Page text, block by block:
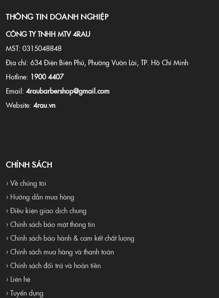
THÔNG TIN DOANH NGHIỆP
CÔNG TY TNHH MTV 4RAU
MST: 0315048848
Địa chỉ: 634 Điện Biên Phủ, Phường Vườn Lài, TP. Hồ Chí Minh
Hotline: 1900 4407
Email: 4raubarbershop@gmail.com
Website: 4rau.vn
CHÍNH SÁCH
› Về chúng tôi
› Hướng dẫn mua hàng
› Điều kiện giao dịch chung
› Chính sách bảo mật thông tin
› Chính sách bảo hành & cam kết chất lượng
› Chính sách mua hàng và thanh toán
› Chính sách đổi trả và hoàn tiền
› Liên hệ
› Tuyển dụng